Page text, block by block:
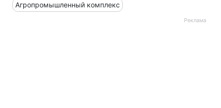
Агропромышленный комплекс